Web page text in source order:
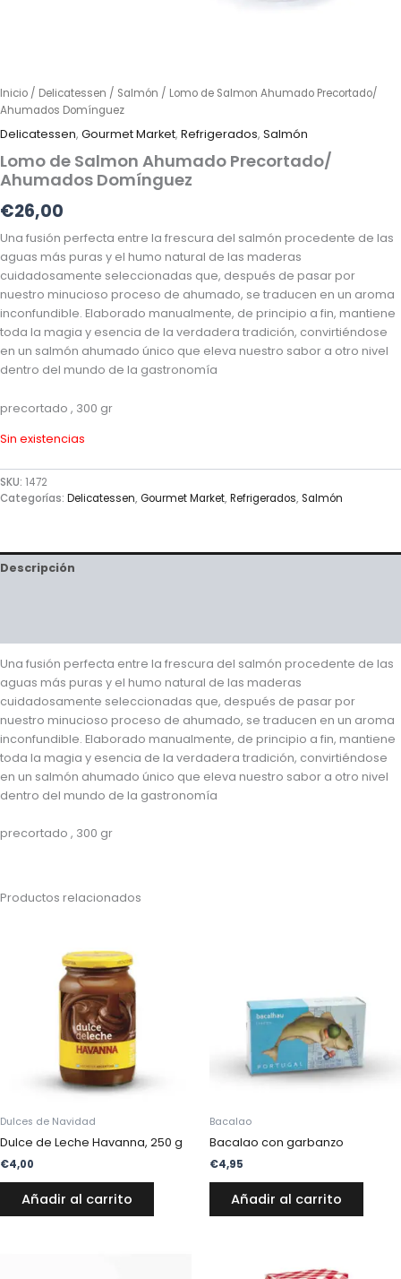
Inicio / Delicatessen / Salmón / Lomo de Salmon Ahumado Precortado/
Ahumados Domínguez
Delicatessen, Gourmet Market, Refrigerados, Salmón
Lomo de Salmon Ahumado Precortado/
Ahumados Domínguez
€26,00
Una fusión perfecta entre la frescura del salmón procedente de las
aguas más puras y el humo natural de las maderas
cuidadosamente seleccionadas que, después de pasar por
nuestro minucioso proceso de ahumado, se traducen en un aroma
inconfundible. Elaborado manualmente, de principio a fin, mantiene
toda la magia y esencia de la verdadera tradición, convirtiéndose
en un salmón ahumado único que eleva nuestro sabor a otro nivel
dentro del mundo de la gastronomía
precortado , 300 gr
Sin existencias
SKU: 1472
Categorías: Delicatessen, Gourmet Market, Refrigerados, Salmón
Descripción
Una fusión perfecta entre la frescura del salmón procedente de las
aguas más puras y el humo natural de las maderas
cuidadosamente seleccionadas que, después de pasar por
nuestro minucioso proceso de ahumado, se traducen en un aroma
inconfundible. Elaborado manualmente, de principio a fin, mantiene
toda la magia y esencia de la verdadera tradición, convirtiéndose
en un salmón ahumado único que eleva nuestro sabor a otro nivel
dentro del mundo de la gastronomía
precortado , 300 gr
Productos relacionados
Dulces de Navidad
Dulce de Leche Havanna, 250 g
€4,00
Añadir al carrito
Bacalao
Bacalao con garbanzo
€4,95
Añadir al carrito